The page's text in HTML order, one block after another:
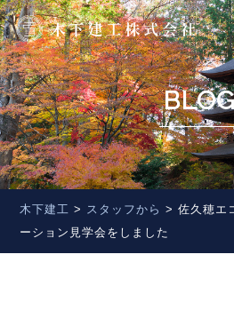
木下建工 > スタッフから >佐久穂エ
ーション見学会をしました